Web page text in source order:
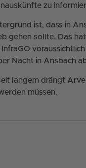
zu
ist, dass in
gehen sollte. Das
InfraGO
Nacht in Ansbach
langem drängt
müssen.